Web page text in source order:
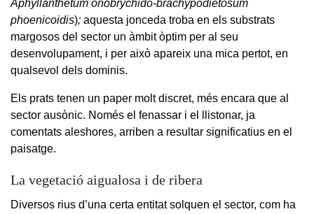
Aphyllanthetum onobrychido-brachypodietosum
phoenicoidis); aquesta jonceda troba en els substrats
margosos del sector un àmbit òptim per al seu
desenvolupament, i per això apareix una mica pertot, en
qualsevol dels dominis.
Els prats tenen un paper molt discret, més encara que al
sector ausònic. Només el fenassar i el llistonar, ja
comentats aleshores, arriben a resultar significatius en el
paisatge.
La vegetació aigualosa i de ribera
Diversos rius d’una certa entitat solquen el sector, com ha